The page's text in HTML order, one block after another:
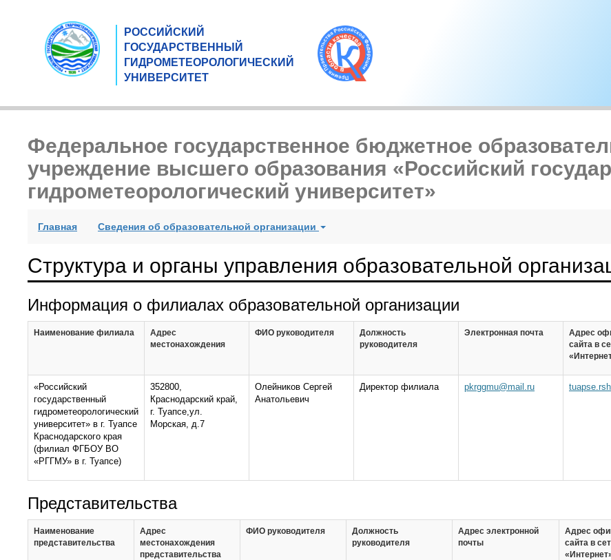
РОССИЙСКИЙ
ГОСУДАРСТВЕННЫЙ
ГИДРОМЕТЕОРОЛОГИЧЕСКИЙ
УНИВЕРСИТЕТ
Федеральное государственное бюджетное
учреждение высшего образования «Российский
гидрометеорологический университет»
Главная(current)Сведения об образовательной организации
Структура и органы управления образовательной
Информация о филиалах образовательной организации
Наименование филиала
Адрес
местонахождения
ФИО руководителя
Должность
руководителя
Электронная почта
Адрес
сайта в
«Российский
государственный
гидрометеорологический
университет» в г. Туапсе
Краснодарского края
(филиал ФГБОУ ВО
«РГГМУ» в г. Туапсе)
352800,
Краснодарский край,
г. Туапсе,ул.
Морская, д.7
Олейников Сергей
Анатольевич
Директор филиала pkrggmu@mail.ru
Представительства
Наименование
представительства
Адрес
местонахождения
представительства
ФИО руководителя
Должность
руководителя
Адрес электронной
почты
Адрес
сайта в